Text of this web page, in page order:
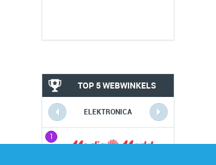
TOP 5 WEBWINKELS
ELEKTRONICA
1